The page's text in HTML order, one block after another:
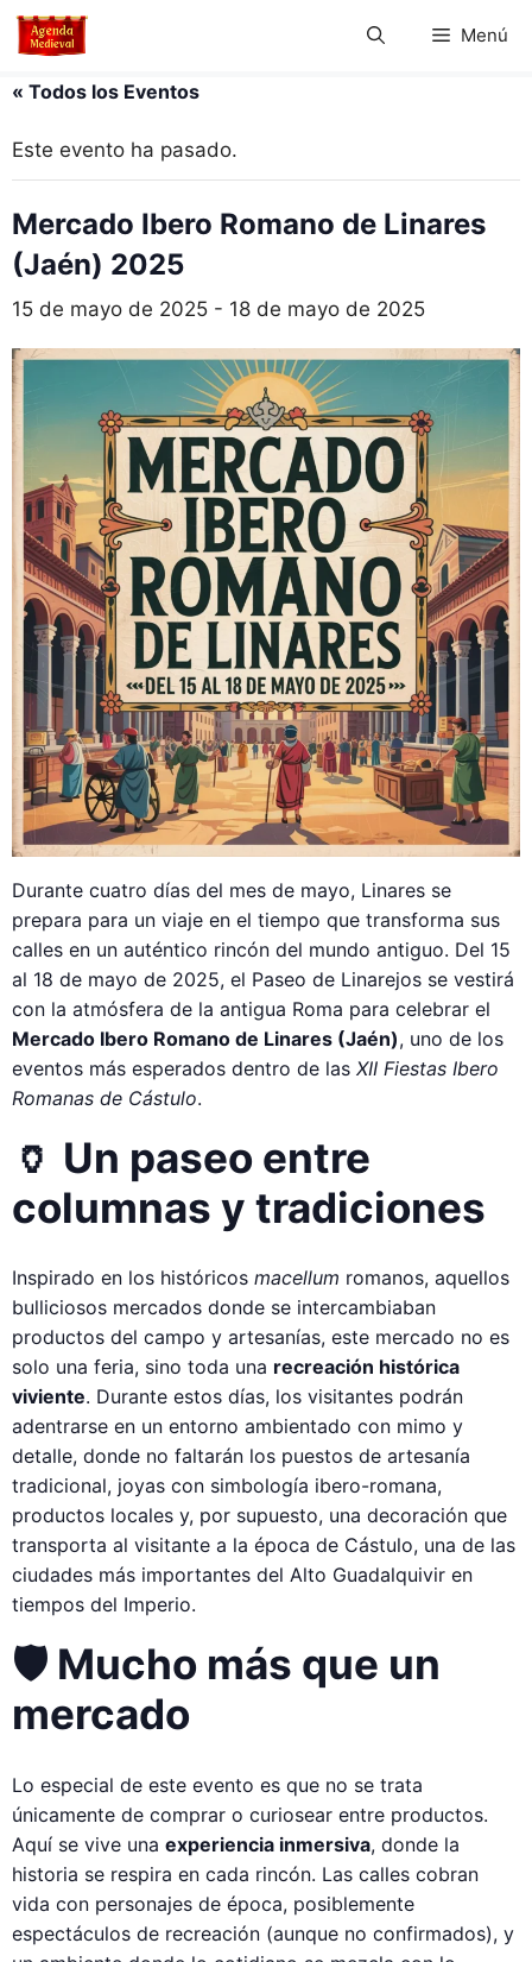
Saltar
Menú
« Todos los Eventos
Este evento ha pasado.
Mercado Ibero Romano de Linares
(Jaén) 2025
15 de mayo de 2025 - 18 de mayo de 2025
Durante cuatro días del mes de mayo, Linares se
prepara para un viaje en el tiempo que transforma sus
calles en un auténtico rincón del mundo antiguo. Del 15
al 18 de mayo de 2025, el Paseo de Linarejos se vestirá
con la atmósfera de la antigua Roma para celebrar el
Mercado Ibero Romano de Linares (Jaén), uno de los
eventos más esperados dentro de las XII Fiestas Ibero
Romanas de Cástulo.
🏺 Un paseo entre
columnas y tradiciones
Inspirado en los históricos macellum romanos, aquellos
bulliciosos mercados donde se intercambiaban
productos del campo y artesanías, este mercado no es
solo una feria, sino toda una recreación histórica
viviente. Durante estos días, los visitantes podrán
adentrarse en un entorno ambientado con mimo y
detalle, donde no faltarán los puestos de artesanía
tradicional, joyas con simbología ibero-romana,
productos locales y, por supuesto, una decoración que
transporta al visitante a la época de Cástulo, una de las
ciudades más importantes del Alto Guadalquivir en
tiempos del Imperio.
🛡️ Mucho más que un
mercado
Lo especial de este evento es que no se trata
únicamente de comprar o curiosear entre productos.
Aquí se vive una experiencia inmersiva, donde la
historia se respira en cada rincón. Las calles cobran
vida con personajes de época, posiblemente
espectáculos de recreación (aunque no confirmados), y